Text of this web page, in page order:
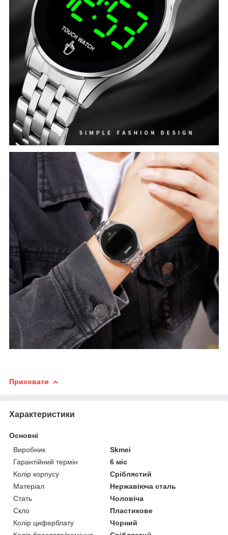
Приховати
Характеристики
Основні
Виробник
Skmei
Гарантійний термін
6 міс
Колір корпусу
Сріблястий
Матеріал
Нержавіюча сталь
Стать
Чоловіча
Скло
Пластикове
Колір циферблату
Чорний